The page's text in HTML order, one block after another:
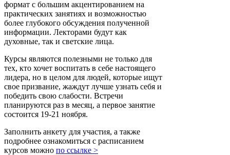
формат с большим акцентированием на
практических занятиях и возможностью
более глубокого обсуждения полученной
информации. Лекторами будут как
духовные, так и светские лица.
Курсы являются полезными не только для
тех, кто хочет воспитать в себе настоящего
лидера, но в целом для людей, которые ищут
свое призвание, жаждут лучше узнать себя и
победить свою слабости. Встречи
планируются раз в месяц, а первое занятие
состоится 19-21 ноября.
Заполнить анкету для участия, а также
подробнее ознакомиться с расписанием
курсов можно по ссылке >